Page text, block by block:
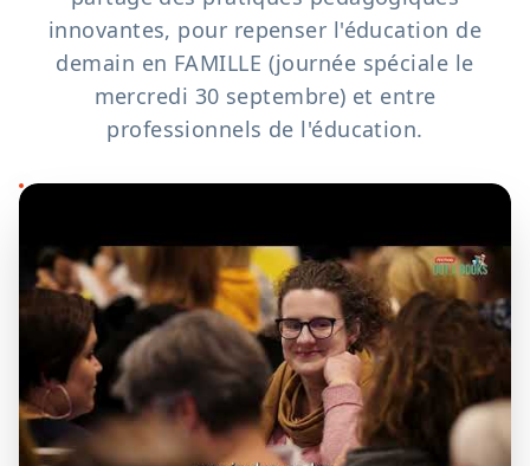
innovantes, pour repenser l'éducation de
demain en FAMILLE (journée spéciale le
mercredi 30 septembre) et entre
professionnels de l'éducation.